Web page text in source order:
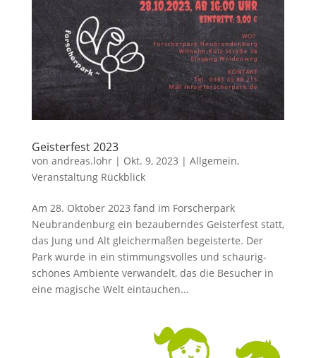
Geisterfest 2023
von andreas.lohr| Okt. 9, 2023 | Allgemein,
Veranstaltung Rückblick
Am 28. Oktober 2023 fand im Forscherpark
Neubrandenburg ein bezauberndes Geisterfest statt,
das Jung und Alt gleichermaßen begeisterte. Der
Park wurde in ein stimmungsvolles und schaurig-
schönes Ambiente verwandelt, das die Besucher in
eine magische Welt eintauchen...